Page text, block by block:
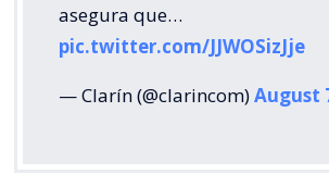
asegura que…
pic.twitter.com/JJWOSizJje
— Clarín (@clarincom)August